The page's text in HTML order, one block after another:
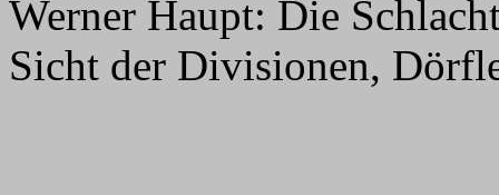
Werner Haupt: Die
Sicht der Divisionen,